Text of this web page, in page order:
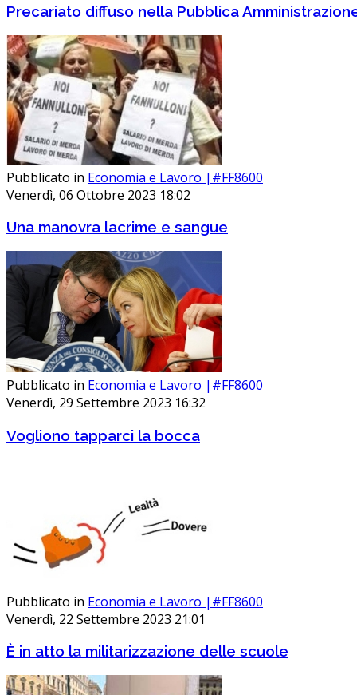
Precariato diffuso nella Pubblica
Pubblicato in Economia e Lavoro |#FF8600
Venerdì, 06 Ottobre 2023 18:02
Una manovra lacrime e sangue
Pubblicato in Economia e Lavoro |#FF8600
Venerdì, 29 Settembre 2023 16:32
Vogliono tapparci la bocca
Pubblicato in Economia e Lavoro |#FF8600
Venerdì, 22 Settembre 2023 21:01
È in atto la militarizzazione delle scuole